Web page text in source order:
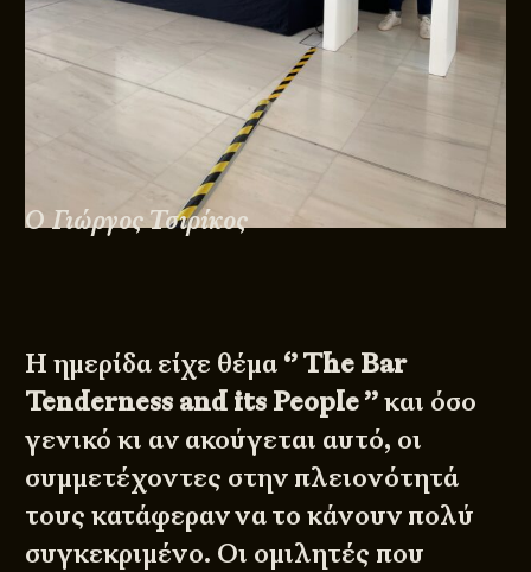
Ο Γιώργος Τσιρίκος
Η ημερίδα είχε θέμα ‘’ The Bar
Tenderness and its People ’’και όσο
γενικό κι αν ακούγεται αυτό, οι
συμμετέχοντες στην πλειονότητά
τους κατάφεραν να το κάνουν πολύ
συγκεκριμένο. Οι ομιλητές που